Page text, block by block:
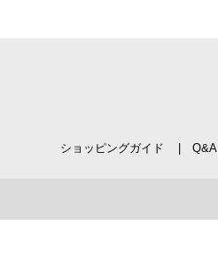
ショッピングガイド Q&A